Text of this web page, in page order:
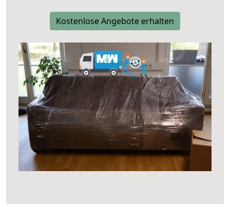
Kostenlose Angebote erhalten